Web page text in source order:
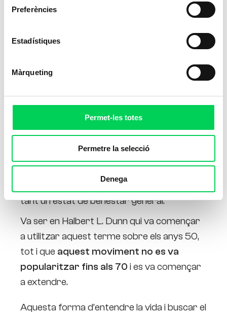
Preferències
Estadístiques
Màrqueting
Permet-les totes
Permetre la selecció
Denega
és el terme anglès que es fa servir
per a definirl’equilibri saludable entre el
cos, la ment i les emocions
tant un estat de benestar general.
Va ser en Halbert L. Dunn qui va començar
a utilitzar aquest terme sobre els anys 50,
tot i que aquest moviment no es va
popularitzar fins als 70 i es va començar
a extendre.
Aquesta forma d’entendre la vida i buscar el